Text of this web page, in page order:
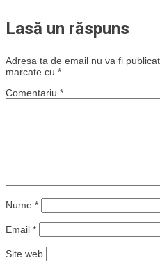
Lasă un răspuns
Adresa ta de email nu va fi
marcate cu *
Comentariu *
Nume *
Email *
Site web